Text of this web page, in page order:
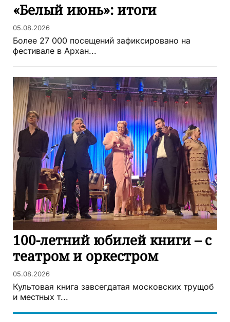
«Белый июнь»: итоги
05.08.2026
Более 27 000 посещений зафиксировано на
фестивале в Архан...
100-летний юбилей книги – с
театром и оркестром
05.08.2026
Культовая книга завсегдатая московских трущоб
и местных т...